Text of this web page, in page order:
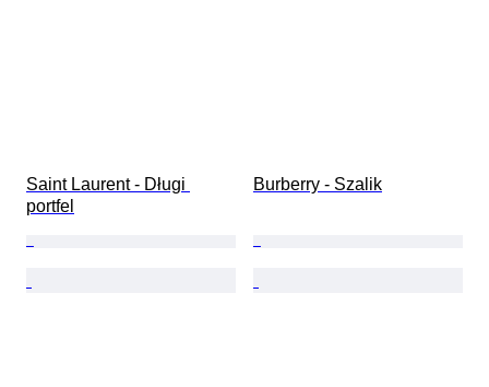
Saint Laurent - Długi
portfel
Burberry - Szalik